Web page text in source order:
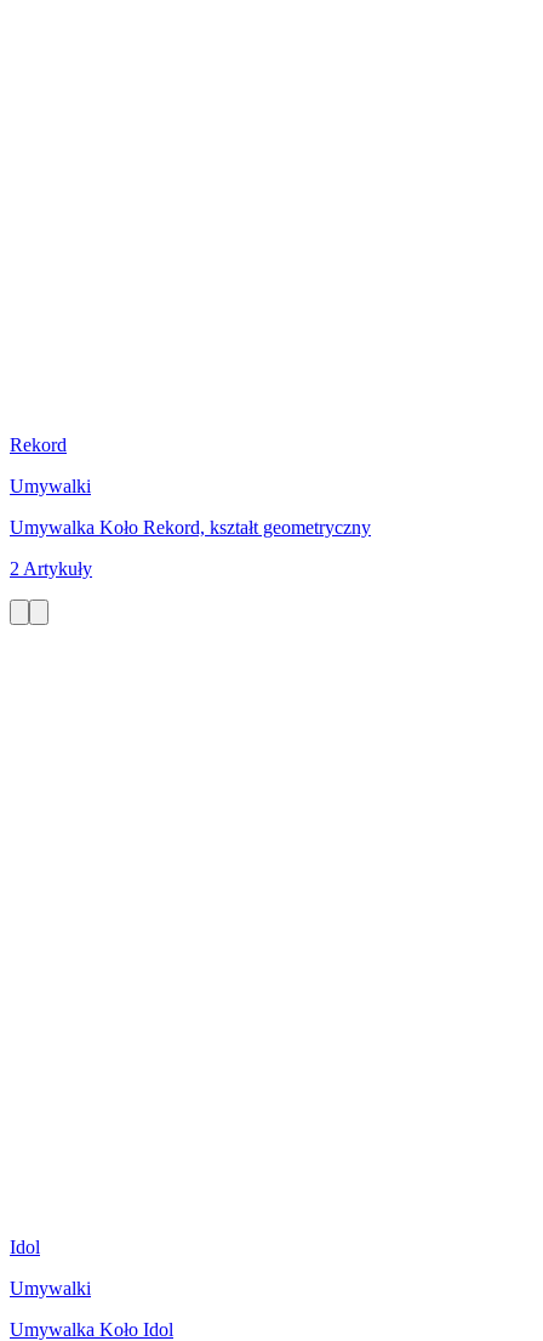
Rekord
Umywalki
Umywalka Koło Rekord, kształt geometryczny
2 Artykuły
Idol
Umywalki
Umywalka Koło Idol